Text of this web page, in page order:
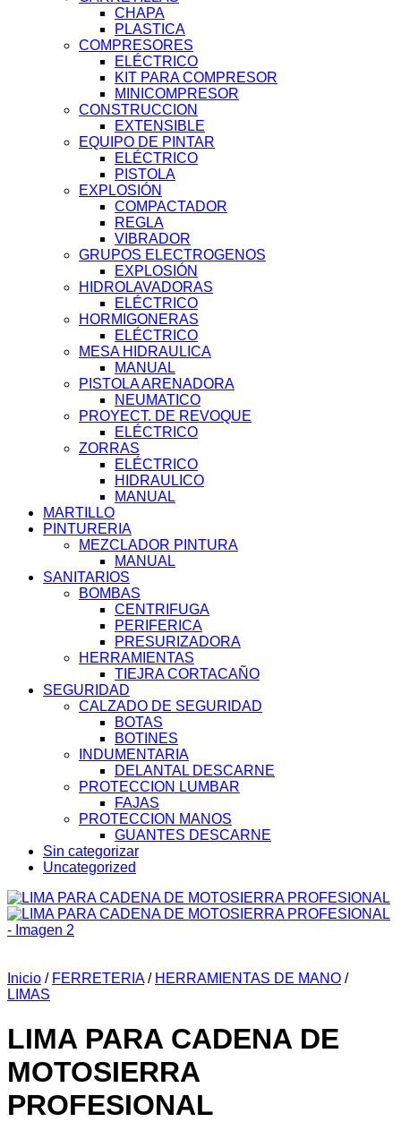
CHAPA
PLASTICA
COMPRESORES
ELÉCTRICO
KIT PARA COMPRESOR
MINICOMPRESOR
CONSTRUCCION
EXTENSIBLE
EQUIPO DE PINTAR
ELÉCTRICO
PISTOLA
EXPLOSIÓN
COMPACTADOR
REGLA
VIBRADOR
GRUPOS ELECTROGENOS
EXPLOSIÓN
HIDROLAVADORAS
ELÉCTRICO
HORMIGONERAS
ELÉCTRICO
MESA HIDRAULICA
MANUAL
PISTOLA ARENADORA
NEUMATICO
PROYECT. DE REVOQUE
ELÉCTRICO
ZORRAS
ELÉCTRICO
HIDRAULICO
MANUAL
MARTILLO
PINTURERIA
MEZCLADOR PINTURA
MANUAL
SANITARIOS
BOMBAS
CENTRIFUGA
PERIFERICA
PRESURIZADORA
HERRAMIENTAS
TIEJRA CORTACAÑO
SEGURIDAD
CALZADO DE SEGURIDAD
BOTAS
BOTINES
INDUMENTARIA
DELANTAL DESCARNE
PROTECCION LUMBAR
FAJAS
PROTECCION MANOS
GUANTES DESCARNE
Sin categorizar
Uncategorized
Inicio / FERRETERIA / HERRAMIENTAS DE MANO /
LIMAS
LIMA PARA CADENA DE
MOTOSIERRA
PROFESIONAL